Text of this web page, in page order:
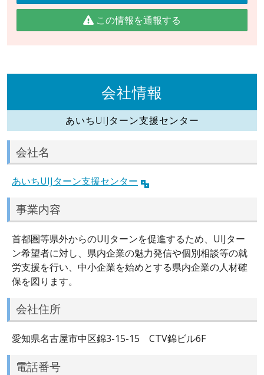
この情報を通報する
会社情報
あいちUIJターン支援センター
会社名
あいちUIJターン支援センター
事業内容
首都圏等県外からのUIJターンを促進するため、UIJター
ン希望者に対し、県内企業の魅力発信や個別相談等の就
労支援を行い、中小企業を始めとする県内企業の人材確
保を図ります。
会社住所
愛知県名古屋市中区錦3-15-15 CTV錦ビル6F
電話番号